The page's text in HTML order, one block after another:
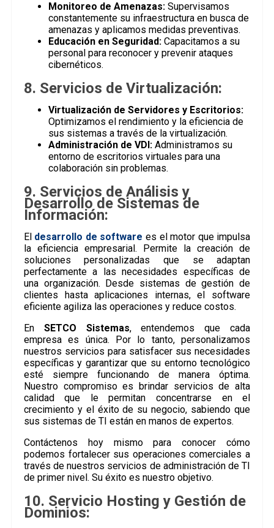
Monitoreo de Amenazas:Supervisamos
constantemente su infraestructura en busca de
amenazas y aplicamos medidas preventivas.
Educación en Seguridad:Capacitamos a su
personal para reconocer y prevenir ataques
cibernéticos.
8. Servicios de Virtualización:
Virtualización de Servidores y Escritorios:
Optimizamos el rendimiento y la eficiencia de
sus sistemas a través de la virtualización.
Administración de VDI:Administramos su
entorno de escritorios virtuales para una
colaboración sin problemas.
9. Servicios de Análisis y
Desarrollo de Sistemas de
Información:
El desarrollo de software es el motor que impulsa
la eficiencia empresarial. Permite la creación de
soluciones personalizadas que se adaptan
perfectamente a las necesidades específicas de
una organización. Desde sistemas de gestión de
clientes hasta aplicaciones internas, el software
eficiente agiliza las operaciones y reduce costos.
En SETCO Sistemas, entendemos que cada
empresa es única. Por lo tanto, personalizamos
nuestros servicios para satisfacer sus necesidades
específicas y garantizar que su entorno tecnológico
esté siempre funcionando de manera óptima.
Nuestro compromiso es brindar servicios de alta
calidad que le permitan concentrarse en el
crecimiento y el éxito de su negocio, sabiendo que
sus sistemas de TI están en manos de expertos.
Contáctenos hoy mismo para conocer cómo
podemos fortalecer sus operaciones comerciales a
través de nuestros servicios de administración de TI
de primer nivel. Su éxito es nuestro objetivo.
10. Servicio Hosting y Gestión de
Dominios: